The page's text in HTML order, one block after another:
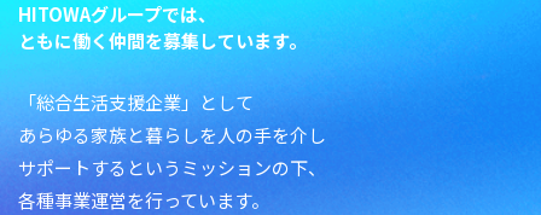
HITOWAグループでは、
ともに働く仲間を募集しています。
「総合生活支援企業」として
あらゆる家族と暮らしを人の手を介し
サポートするというミッションの下、
各種事業運営を行っています。